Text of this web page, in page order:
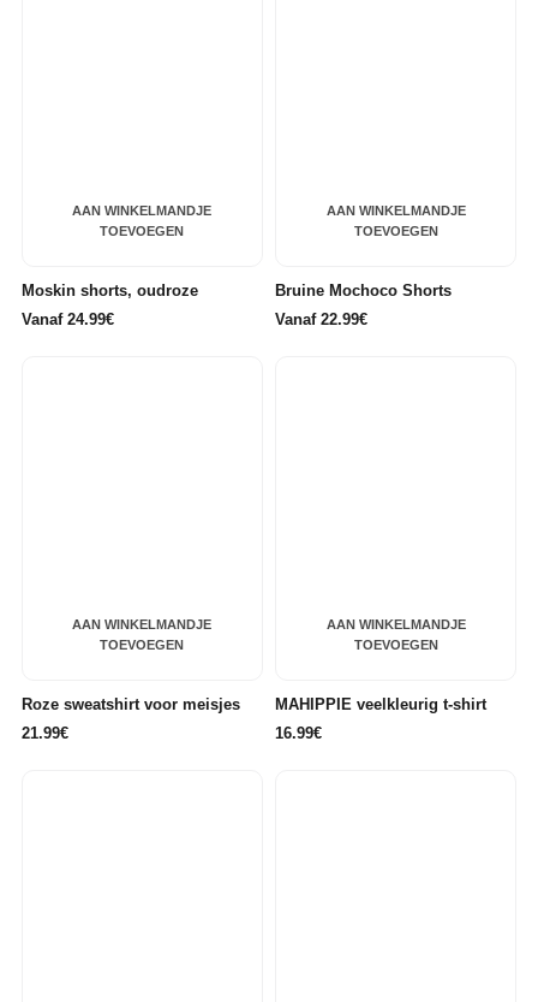
AAN WINKELMANDJE
TOEVOEGEN
Moskin shorts, oudroze
Vanaf 24.99€
AAN WINKELMANDJE
TOEVOEGEN
Bruine Mochoco Shorts
Vanaf 22.99€
AAN WINKELMANDJE
TOEVOEGEN
Roze sweatshirt voor meisjes
21.99€
AAN WINKELMANDJE
TOEVOEGEN
MAHIPPIE veelkleurig t-shirt
16.99€